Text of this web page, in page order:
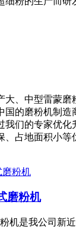
大、中型雷蒙磨
国的磨粉机制造
我们的专家优化
、占地面积小
磨粉机
机是我公司新